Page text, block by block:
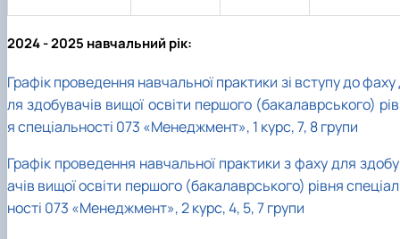
2024 - 2025 навчальний рік:
Графік проведення навчальної практики зі вступу до фаху
ля здобувачів вищої освіти першого (бакалаврського)
я спеціальності 073 «Менеджмент», 1 курс, 7, 8 групи
Графік проведення навчальної практики з фаху для
ачів вищої освіти першого (бакалаврського) рівня
ності 073 «Менеджмент», 2 курс, 4, 5, 7 групи